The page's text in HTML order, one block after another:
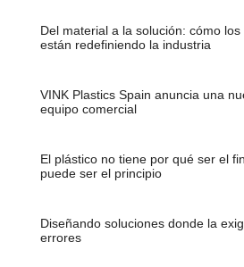
Del material a la solución: cómo
están redefiniendo la industria
VINK Plastics Spain anuncia una
equipo comercial
El plástico no tiene por qué ser el
puede ser el principio
Diseñando soluciones donde la
errores